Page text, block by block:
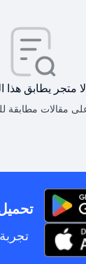
لا متجر يطابق هذا